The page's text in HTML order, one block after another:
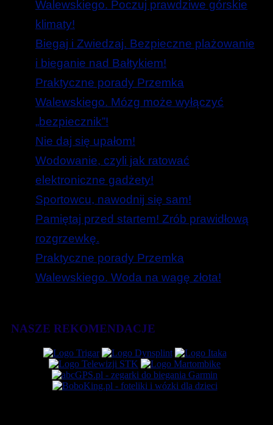
Walewskiego. Poczuj prawdziwe górskie
klimaty!
Biegaj i Zwiedzaj. Bezpieczne plażowanie
i bieganie nad Bałtykiem!
Praktyczne porady Przemka
Walewskiego. Mózg może wyłączyć
„bezpiecznik”!
Nie daj się upałom!
Wodowanie, czyli jak ratować
elektroniczne gadżety!
Sportowcu, nawodnij się sam!
Pamiętaj przed startem! Zrób prawidłową
rozgrzewkę.
Praktyczne porady Przemka
Walewskiego. Woda na wagę złota!
NASZE REKOMENDACJE